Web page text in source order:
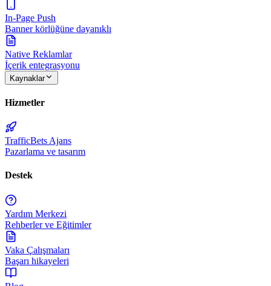
In-Page Push
Banner körlüğüne dayanıklı
Native Reklamlar
İçerik entegrasyonu
Kaynaklar
Hizmetler
TrafficBets Ajans
Pazarlama ve tasarım
Destek
Yardım Merkezi
Rehberler ve Eğitimler
Vaka Çalışmaları
Başarı hikayeleri